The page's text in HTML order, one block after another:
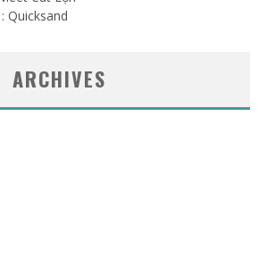
Quicksand
ARCHIVES